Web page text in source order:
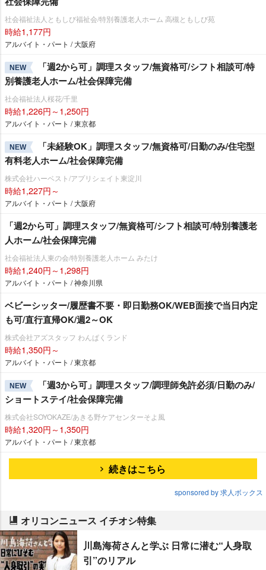
社会福祉法人ともしび福祉会/特別養護老人ホーム 高槻ともしび苑
時給1,177円
アルバイト・パート / 大阪府
NEW
「週2から可」調理スタッフ/無資格可/シフト相談可/特
別養護老人ホーム/社会保障完備
社会福祉法人桜花/千里
時給1,226円～1,250円
アルバイト・パート / 東京都
NEW
「未経験OK」調理スタッフ/無資格可/日勤のみ/住宅型
有料老人ホーム/社会保障完備
株式会社ハーベスト/アプリシェイト東淀川
時給1,227円～
アルバイト・パート / 大阪府
「週2から可」調理スタッフ/無資格可/シフト相談可/特別養護老
人ホーム/社会保障完備
社会福祉法人東の会/特別養護老人ホーム みたけ
時給1,240円～1,298円
アルバイト・パート / 神奈川県
ベビーシッター/履歴書不要・即日勤務OK/WEB面接で当日内定
も可/直行直帰OK/週2～OK
株式会社アズスタッフ わんぱくランド
時給1,350円～
アルバイト・パート / 東京都
NEW
「週3から可」調理スタッフ/調理師免許必須/日勤のみ/
ショートステイ/社会保障完備
株式会社SOYOKAZE/あきる野ケアセンターそよ風
時給1,320円～1,350円
アルバイト・パート / 東京都
続きはこちら
sponsored by 求人ボックス
オリコンニュース イチオシ特集
川島海荷さんと学ぶ 日常に潜む“人身取
引”のリアル